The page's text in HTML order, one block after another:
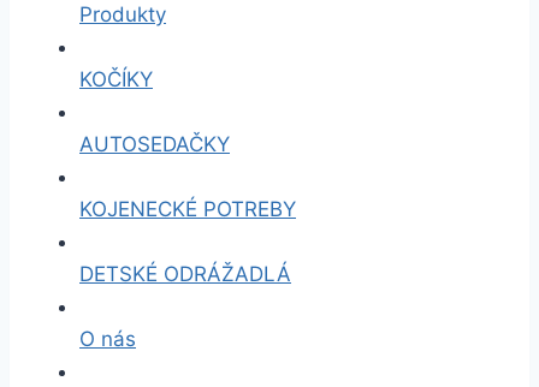
Produkty
KOČÍKY
AUTOSEDAČKY
KOJENECKÉ POTREBY
DETSKÉ ODRÁŽADLÁ
O nás